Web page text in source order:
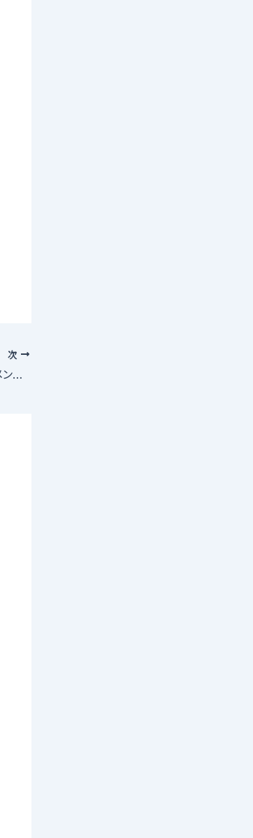
次
歌のお姉さん☆クッキーズ☆新メンバー募集